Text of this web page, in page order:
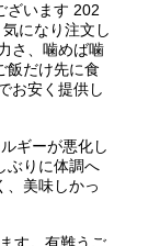
ざいます 202
になり注文し
さ、噛めば噛
飯だけ先に食
お安く提供し
ギーが悪化し
ぶりに体調へ
、美味しかっ